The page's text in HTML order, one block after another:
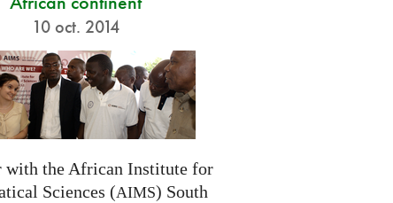
10 oct. 2014
with the African Institute for
Sciences (AIMS) South